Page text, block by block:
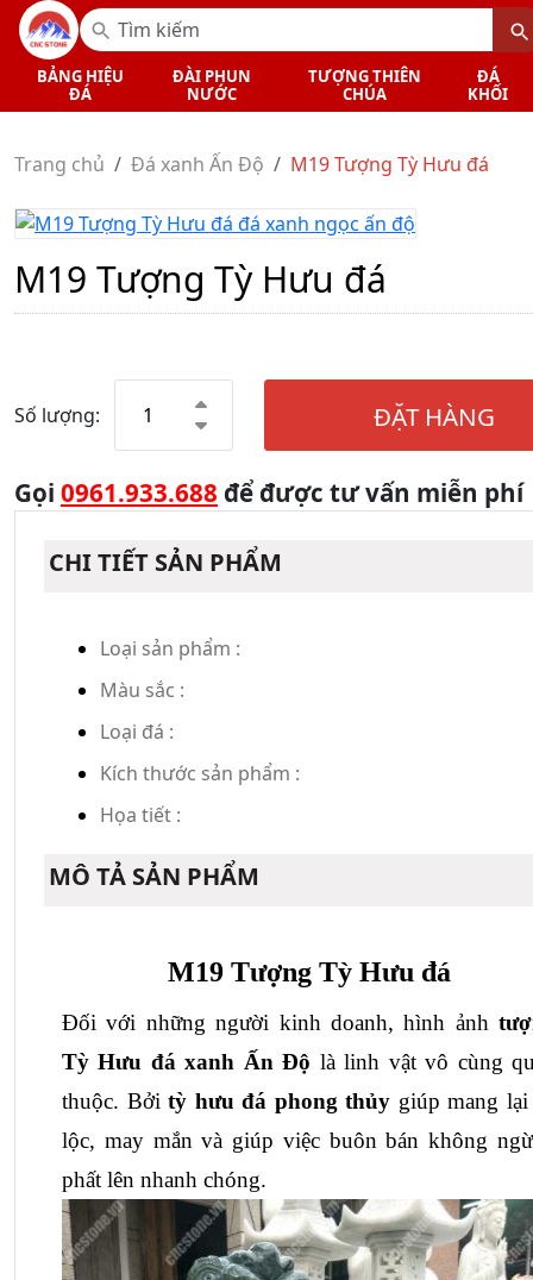
BẢNG HIỆU
ĐÁ
ĐÀI PHUN
NƯỚC
TƯỢNG THIÊN
CHÚA
ĐÁ
KHỐI
Trang chủ Đá xanh Ấn Độ M19 Tượng Tỳ Hưu đá
M19 Tượng Tỳ Hưu đá
Số lượng: ĐẶT HÀNG
Gọi 0961.933.688 để được tư vấn miễn phí
CHI TIẾT SẢN PHẨM
Loại sản phẩm :
Màu sắc :
Loại đá :
Kích thước sản phẩm :
Họa tiết :
MÔ TẢ SẢN PHẨM
M19 Tượng Tỳ Hưu đá
Đối với những người kinh doanh, hình ảnh
Tỳ Hưu đá xanh Ấn Độ là linh vật vô cùng
thuộc. Bởi tỳ hưu đá phong thủy giúp mang lại
lộc, may mắn và giúp việc buôn bán không
phất lên nhanh chóng.